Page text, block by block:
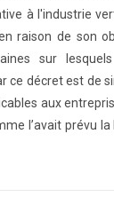
à l'industrie
raison de son
sur
ce décret est de
aux
l’avait prévu